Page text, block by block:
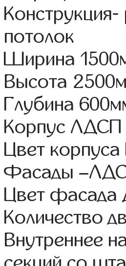
потолок
Ширина
Высота
Глубина
Корпус ЛДСП
Цвет корпуса
Фасады
Цвет фасада
Количество
Внутреннее